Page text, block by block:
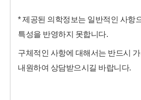
* 제공된 의학정보는 일반적인 사항
특성을 반영하지 못합니다.
구체적인 사항에 대해서는 반드시 가
내원하여 상담받으시길 바랍니다.